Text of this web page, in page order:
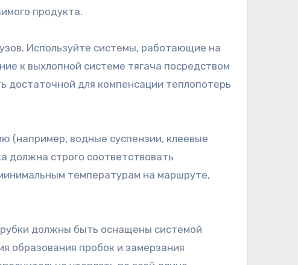
продукта.
Используйте системы, работающие на
к выхлопной системе тягача посредством
для компенсации теплопотерь
(например, водные суспензии, клеевые
должна строго соответствовать
температурам на маршруте,
должны быть оснащены системой
образования пробок и замерзания